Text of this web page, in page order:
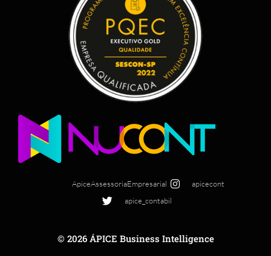
ApiceAssessoriaEmpresarial
apicecont
apice_contabil
© 2026 ÁPICE Business Intelligence